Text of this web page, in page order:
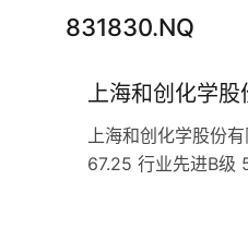
831830.NQ
上海和创化学
上海和创化学股份
67.25 行业先进B级